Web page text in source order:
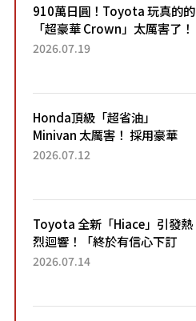
910萬日圓！Toyota 玩真的的
「超豪華 Crown」太厲害了！
採用由「匠人技藝」打造的
2026.07.19
Honda頂級「超省油」
Minivan 太厲害！ 採用豪華
「真皮座椅」與專屬「黑色內
「三...
2026.07.12
Toyota 全新「Hiace」引發熱
烈迴響！「終於有信心下訂
了！」「哪個等級交車最
車？...
2026.07.14